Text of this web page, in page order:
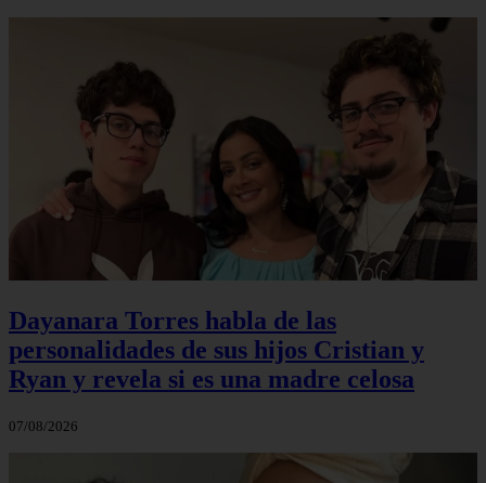
Dayanara Torres habla de las
personalidades de sus hijos Cristian y
Ryan y revela si es una madre celosa
07/08/2026